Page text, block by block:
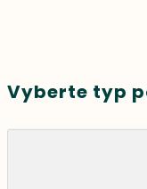
Vyberte typ